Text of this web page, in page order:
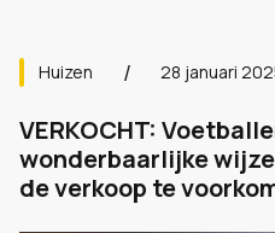
Huizen 28 januari
VERKOCHT:
wonderbaarlijke
de verkoop te